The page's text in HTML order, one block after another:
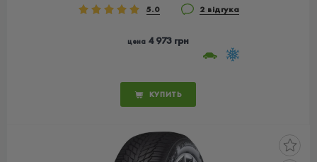
5.0 2 відгука
цена 4 973 грн
КУПИТЬ